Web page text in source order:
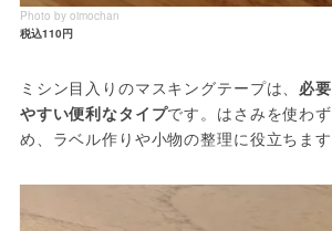
Photo by oimochan
税込110円
ミシン目入りのマスキングテープは、 必
やすい便利なタイプです。はさみを使わ
め、ラベル作りや小物の整理に役立ちます